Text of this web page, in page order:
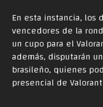
En esta instancia,
vencedores de la
un cupo para el
además, disputarán
brasileño, quienes
presencial de